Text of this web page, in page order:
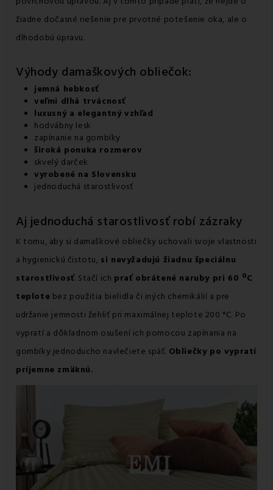
žiadne dočasné riešenie pre prvotné potešenie oka, ale o
dlhodobú úpravu.
Výhody damaškových obliečok:
jemná hebkosť
veľmi dlhá trvácnosť
luxusný a elegantný vzhľad
hodvábny lesk
zapínanie na gombíky
široká ponuka rozmerov
skvelý darček
vyrobené na Slovensku
jednoduchá starostlivosť
Aj jednoduchá starostlivosť robí zázraky
K tomu, aby si damaškové obliečky uchovali svoje vlastnosti
a hygienickú čistotu, si nevyžadujú žiadnu špeciálnu
starostlivosť. Stačí ich prať obrátené naruby pri 60 ºC
teplote bez použitia bielidla či iných chemikálií a pre
udržanie jemnosti žehliť pri maximálnej teplote 200 °C. Po
vypratí a dôkladnom osušení ich pomocou zapínania na
gombíky jednoducho navlečiete späť. Obliečky po vypratí
príjemne zmäknú.